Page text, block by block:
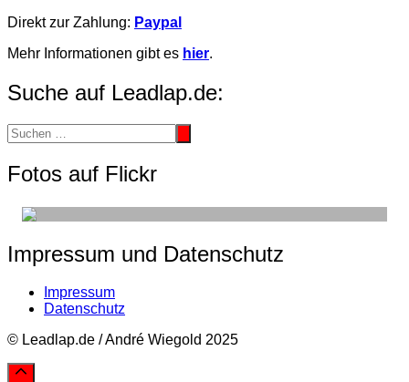
Direkt zur Zahlung: Paypal
Mehr Informationen gibt es hier.
Suche auf Leadlap.de:
Fotos auf Flickr
Impressum und Datenschutz
Impressum
Datenschutz
© Leadlap.de / André Wiegold 2025